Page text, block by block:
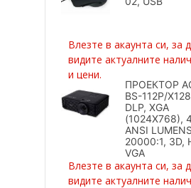
Влезте в акаунта си, за
видите актуалните
и цени.
ПРОЕКТОР
BS-112P/
DLP, XGA
(1024X768),
ANSI
20000:1, 3D,
VGA
Влезте в акаунта си, за
видите актуалните